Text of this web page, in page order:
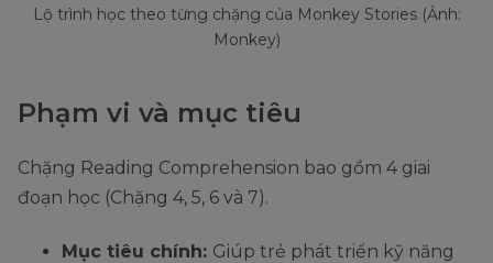
Lộ trình học theo từng chặng của Monkey Stories (Ảnh:
Monkey)
Phạm vi và mục tiêu
Chặng Reading Comprehension bao gồm 4 giai
đoạn học (Chặng 4, 5, 6 và 7).
Mục tiêu chính: Giúp trẻ phát triển kỹ năng